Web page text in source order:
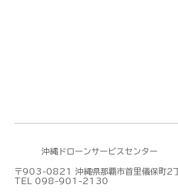
沖縄ドローンサービスセンター
〒903-0821 沖縄県那覇市首里儀保町2
TEL 098-901-2130